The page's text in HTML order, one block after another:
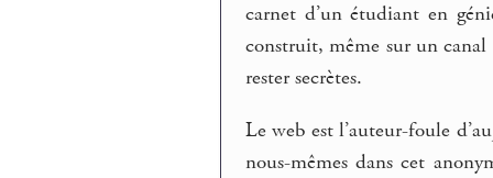
carnet d’un étudiant en
construit, même sur un
rester secrètes.
Le web est l’auteur-foule
nous-mêmes dans cet